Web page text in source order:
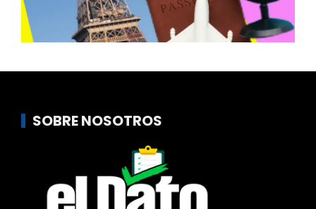
SOBRE NOSOTROS